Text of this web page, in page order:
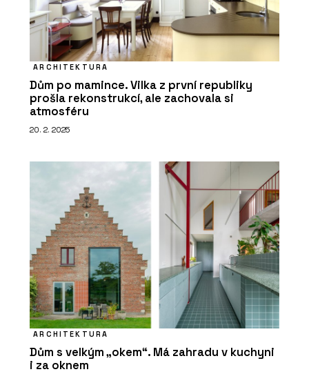
ARCHITEKTURA
Dům po mamince. Vilka z první republiky
prošla rekonstrukcí, ale zachovala si
atmosféru
20. 2. 2025
ARCHITEKTURA
Dům s velkým „okem“. Má zahradu v kuchyni
i za oknem